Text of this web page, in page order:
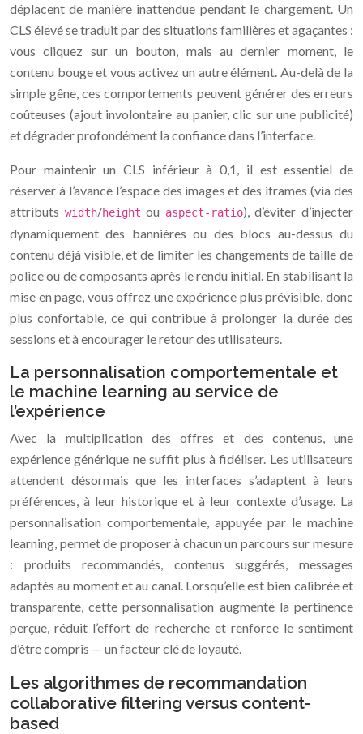
déplacent de manière inattendue pendant le chargement. Un
CLS élevé se traduit par des situations familières et agaçantes :
vous cliquez sur un bouton, mais au dernier moment, le
contenu bouge et vous activez un autre élément. Au-delà de la
simple gêne, ces comportements peuvent générer des erreurs
coûteuses (ajout involontaire au panier, clic sur une publicité)
et dégrader profondément la confiance dans l’interface.
Pour maintenir un CLS inférieur à 0,1, il est essentiel de
réserver à l’avance l’espace des images et des iframes (via des
attributs width/height ou aspect-ratio), d’éviter d’injecter
dynamiquement des bannières ou des blocs au-dessus du
contenu déjà visible, et de limiter les changements de taille de
police ou de composants après le rendu initial. En stabilisant la
mise en page, vous offrez une expérience plus prévisible, donc
plus confortable, ce qui contribue à prolonger la durée des
sessions et à encourager le retour des utilisateurs.
La personnalisation comportementale et
le machine learning au service de
l’expérience
Avec la multiplication des offres et des contenus, une
expérience générique ne suffit plus à fidéliser. Les utilisateurs
attendent désormais que les interfaces s’adaptent à leurs
préférences, à leur historique et à leur contexte d’usage. La
personnalisation comportementale, appuyée par le machine
learning, permet de proposer à chacun un parcours sur mesure
: produits recommandés, contenus suggérés, messages
adaptés au moment et au canal. Lorsqu’elle est bien calibrée et
transparente, cette personnalisation augmente la pertinence
perçue, réduit l’effort de recherche et renforce le sentiment
d’être compris — un facteur clé de loyauté.
Les algorithmes de recommandation
collaborative filtering versus content-
based